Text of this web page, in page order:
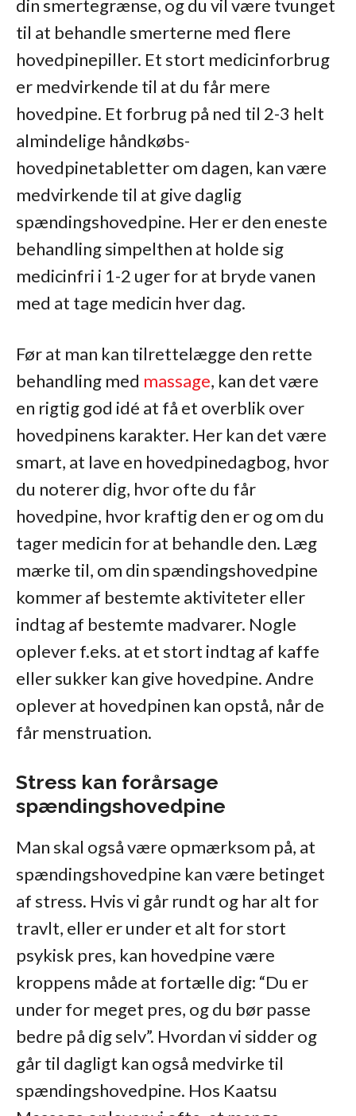
din smertegrænse, og du vil være tvunget
til at behandle smerterne med flere
hovedpinepiller. Et stort medicinforbrug
er medvirkende til at du får mere
hovedpine. Et forbrug på ned til 2-3 helt
almindelige håndkøbs-
hovedpinetabletter om dagen, kan være
medvirkende til at give daglig
spændingshovedpine. Her er den eneste
behandling simpelthen at holde sig
medicinfri i 1-2 uger for at bryde vanen
med at tage medicin hver dag.
Før at man kan tilrettelægge den rette
behandling med massage, kan det være
en rigtig god idé at få et overblik over
hovedpinens karakter. Her kan det være
smart, at lave en hovedpinedagbog, hvor
du noterer dig, hvor ofte du får
hovedpine, hvor kraftig den er og om du
tager medicin for at behandle den. Læg
mærke til, om din spændingshovedpine
kommer af bestemte aktiviteter eller
indtag af bestemte madvarer. Nogle
oplever f.eks. at et stort indtag af kaffe
eller sukker kan give hovedpine. Andre
oplever at hovedpinen kan opstå, når de
får menstruation.
Stress kan forårsage
spændingshovedpine
Man skal også være opmærksom på, at
spændingshovedpine kan være betinget
af stress. Hvis vi går rundt og har alt for
travlt, eller er under et alt for stort
psykisk pres, kan hovedpine være
kroppens måde at fortælle dig: “Du er
under for meget pres, og du bør passe
bedre på dig selv”. Hvordan vi sidder og
går til dagligt kan også medvirke til
spændingshovedpine. Hos Kaatsu